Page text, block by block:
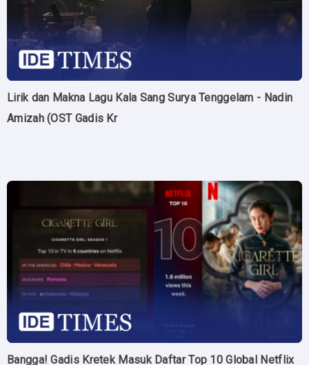
Lirik dan Makna Lagu Kala Sang Surya Tenggelam - Nadin
Amizah (OST Gadis Kr
Bangga! Gadis Kretek Masuk Daftar Top 10 Global Netflix